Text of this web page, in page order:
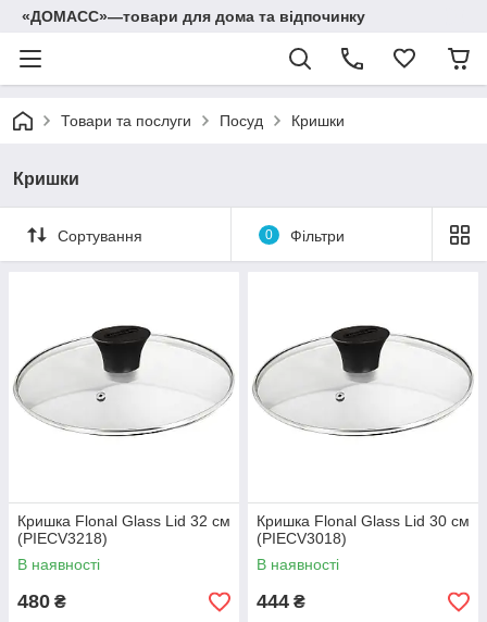
«ДОМАСС»—товари для дома та відпочинку
Товари та послуги Посуд Кришки
Кришки
Сортування 0 Фільтри
Кришка Flonal Glass Lid 32 см
(PIECV3218)
В наявності
480 ₴
Кришка Flonal Glass Lid 30 см
(PIECV3018)
В наявності
444 ₴